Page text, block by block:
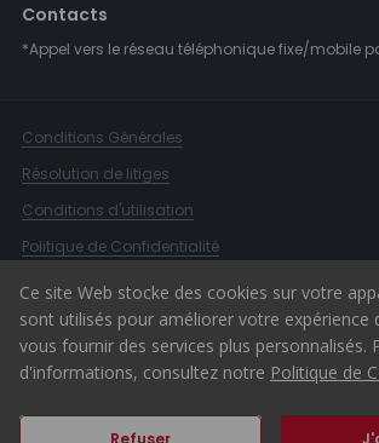
Contacts
*Appel vers le réseau téléphonique fixe/mobile
Conditions Générales
Résolution de litiges
Conditions d'utilisation
Politique de Confidentialité
Livre de Réclamations
Canal d'alerte
© 2026 ERA Portugal
Ce site Web stocke des cookies sur votre
sont utilisés pour améliorer votre expérience
vous fournir des services plus personnalisés.
d'informations, consultez notre Politique de
Refuser